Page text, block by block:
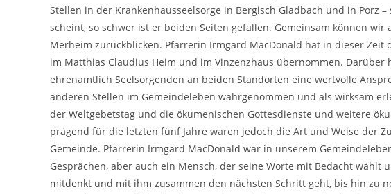
Stellen in der Krankenhausseelsorge in Bergisch Gladbach und in Porz –
scheint, so schwer ist er beiden Seiten gefallen. Gemeinsam können wir
Merheim zurückblicken. Pfarrerin Irmgard MacDonald hat in dieser Zeit
im Matthias Claudius Heim und im Vinzenzhaus übernommen. Darüber
ehrenamtlich Seelsorgenden an beiden Standorten eine wertvolle
anderen Stellen im Gemeindeleben wahrgenommen und als wirksam
der Weltgebetstag und die ökumenischen Gottesdienste und weitere
prägend für die letzten fünfJahre waren jedoch die Art und Weise der
Gemeinde. Pfarrerin Irmgard MacDonald war in unserem
Gesprächen, aber auch ein Mensch, der seine Worte mit Bedacht wählt
mitdenkt und mit ihm zusammen den nächsten Schritt geht, bis hin zu